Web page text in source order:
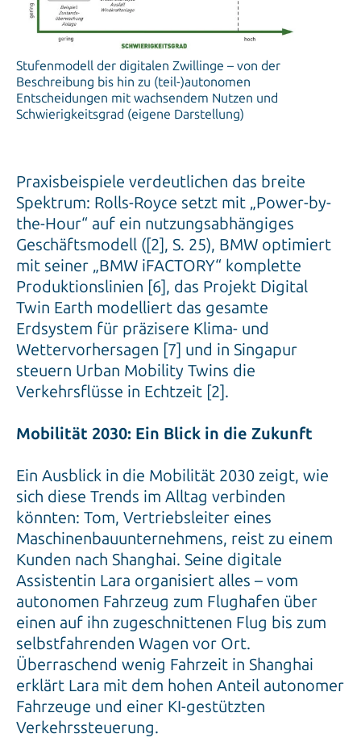
Stufenmodell der digitalen Zwillinge – von der
Beschreibung bis hin zu (teil-)autonomen
Entscheidungen mit wachsendem Nutzen und
Schwierigkeitsgrad (eigene Darstellung)
Praxisbeispiele verdeutlichen das breite
Spektrum: Rolls-Royce setzt mit „Power-by-
the-Hour“ auf ein nutzungsabhängiges
Geschäftsmodell ([2], S. 25), BMW optimiert
mit seiner „BMW iFACTORY“ komplette
Produktionslinien [6], das Projekt Digital
Twin Earth modelliert das gesamte
Erdsystem für präzisere Klima- und
Wettervorhersagen [7] und in Singapur
steuern Urban Mobility Twins die
Verkehrsflüsse in Echtzeit [2].
Mobilität 2030: Ein Blick in die Zukunft
Ein Ausblick in die Mobilität 2030 zeigt, wie
sich diese Trends im Alltag verbinden
könnten: Tom, Vertriebsleiter eines
Maschinenbauunternehmens, reist zu einem
Kunden nach Shanghai. Seine digitale
Assistentin Lara organisiert alles – vom
autonomen Fahrzeug zum Flughafen über
einen auf ihn zugeschnittenen Flug bis zum
selbstfahrenden Wagen vor Ort.
Überraschend wenig Fahrzeit in Shanghai
erklärt Lara mit dem hohen Anteil autonomer
Fahrzeuge und einer KI-gestützten
Verkehrssteuerung.